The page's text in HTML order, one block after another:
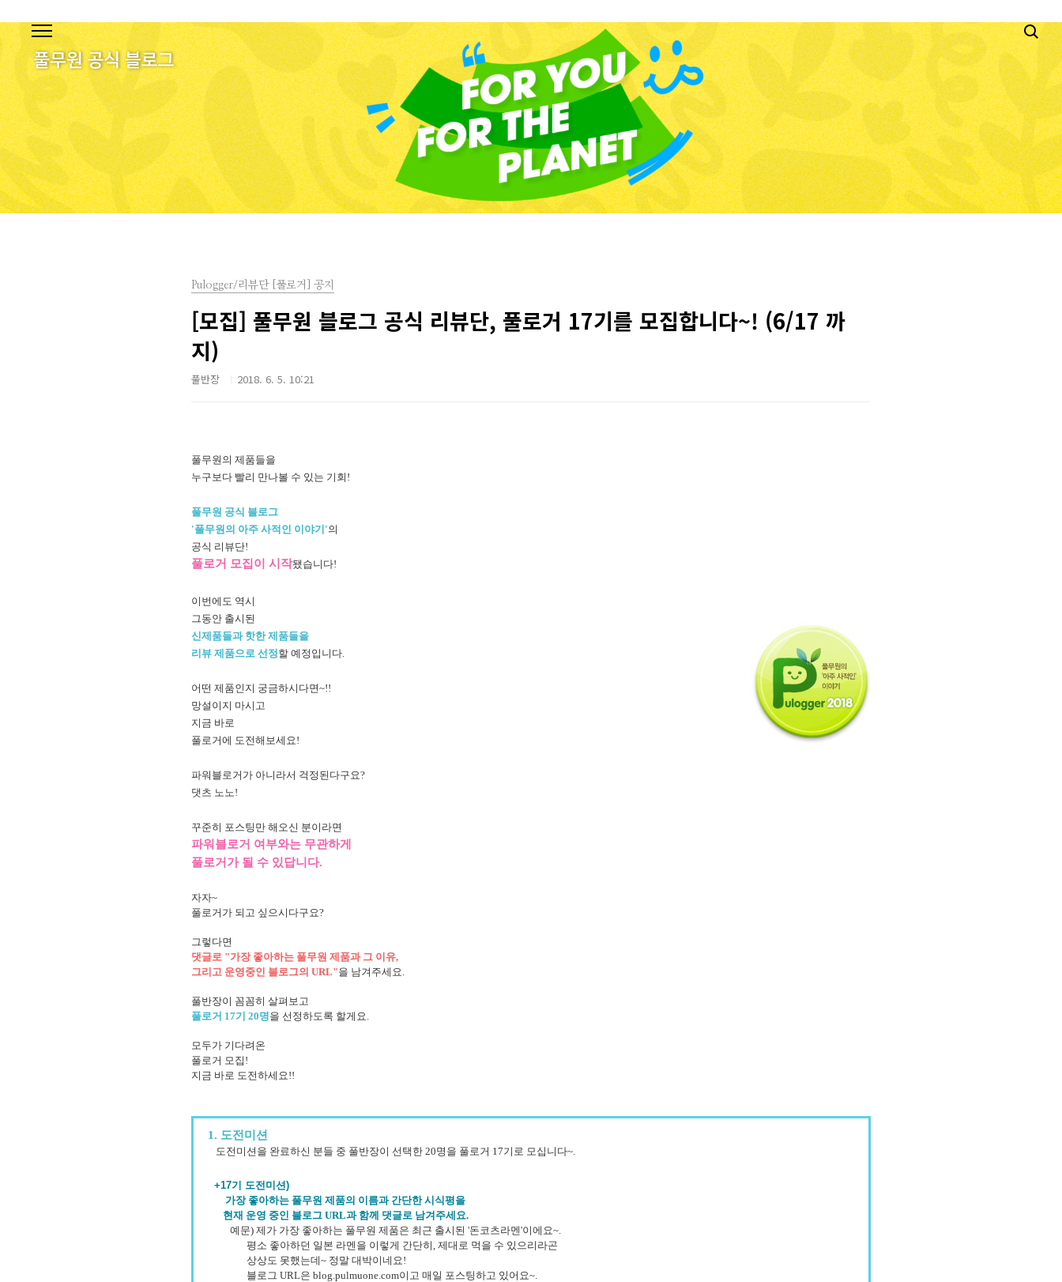
Pulogger/리뷰단 [풀로거] 공지
[모집] 풀무원 블로그 공식 리뷰단, 풀로거 17기를 모집합니다~! (6/17 까
지)
풀반장 2018. 6. 5. 10:21
풀무원의 제품들을
누구보다 빨리 만나볼 수 있는 기회!
풀무원 공식 블로그
'풀무원의 아주 사적인 이야기'의
공식 리뷰단!
풀로거 모집이 시작됐습니다!
이번에도 역시
그동안 출시된
신제품들과 핫한 제품들을
리뷰 제품으로 선정할 예정입니다.
어떤 제품인지 궁금하시다면~!!
망설이지 마시고
지금 바로
풀로거에 도전해보세요!
파워블로거가 아니라서 걱정된다구요?
댓츠 노노!
꾸준히 포스팅만 해오신 분이라면
파워블로거 여부와는 무관하게
풀로거가 될 수 있답니다.
자자~
풀로거가 되고 싶으시다구요?
그렇다면
댓글로 "가장 좋아하는 풀무원 제품과 그 이유,
그리고 운영중인 블로그의 URL"을 남겨주세요.
풀반장이 꼼꼼히 살펴보고
풀로거 17기 20명을 선정하도록 할게요.
모두가 기다려온
풀로거 모집!
지금 바로 도전하세요!!
1. 도전미션
도전미션을 완료하신 분들 중 풀반장이 선택한 20명을 풀로거 17기로 모십니다~.
+17기 도전미션)
가장 좋아하는 풀무원 제품의 이름과 간단한 시식평을
현재 운영 중인 블로그 URL과 함께 댓글로 남겨주세요.
예문) 제가 가장 좋아하는 풀무원 제품은 최근 출시된 '돈코츠라멘'이에요~.
평소 좋아하던 일본 라멘을 이렇게 간단히, 제대로 먹을 수 있으리라곤
상상도 못했는데~ 정말 대박이네요!
블로그 URL은 blog.pulmuone.com이고 매일 포스팅하고 있어요~.